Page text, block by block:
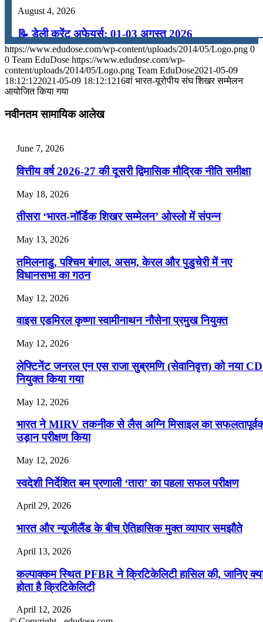
August 4, 2026
📝 डेली करेंट अफेयर्स: 01-03 अगस्त 2026
July 31, 2026
📝 डेली करेंट अफेयर्स: 28-31 जुलाई 2026
July 25, 2026
📝 डेली करेंट अफेयर्स: 22-24 जुलाई 2026
July 22, 2026
📝 डेली करेंट अफेयर्स: 19-21 जुलाई 2026
July 19, 2026
📝 डेली करेंट अफेयर्स: 16-18 जुलाई 2026
https://www.edudose.com/wp-content/uploads/2014/05/Logo.png 0
0 Team EduDose https://www.edudose.com/wp-
content/uploads/2014/05/Logo.png Team EduDose2021-05-09
18:12:122021-05-09 18:12:1216वां भारत-यूरोपीय संघ शिखर सम्मेलन
आयोजित किया गया
नवीनतम सामायिक आलेख
June 7, 2026
वित्तीय वर्ष 2026-27 की दूसरी द्विमासिक मौद्रिक नीति समीक्षा
May 18, 2026
तीसरा ‘भारत-नॉर्डिक शिखर सम्मेलन’ ओस्लो में संपन्न
May 13, 2026
तमिलनाडु, पश्चिम बंगाल, असम, केरल और पुडुचेरी में नए
विधानसभा का गठन
May 12, 2026
वाइस एडमिरल कृष्णा स्वामीनाथन नौसेना प्रमुख नियुक्त
May 12, 2026
लेफ्टिनेंट जनरल एन एस राजा सुब्रमणि (सेवानिवृत्त) को नया
नियुक्त किया गया
May 12, 2026
भारत ने MIRV तकनीक से लैस अग्नि मिसाइल का
उड़ान परीक्षण किया
May 12, 2026
स्वदेशी निर्देशित बम प्रणाली ‘तारा’ का पहला सफल परीक्षण
April 29, 2026
भारत और न्यूजीलैंड के बीच ऐतिहासिक मुक्त व्यापार समझौते
April 13, 2026
कल्पाक्कम स्थित PFBR ने क्रिटिकेलिटी हासिल की, जानिए
होता है क्रिटिकेलिटी
April 12, 2026